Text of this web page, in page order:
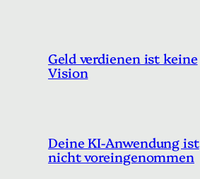
Geld verdienen ist keine
Vision
Deine KI-Anwendung ist
nicht voreingenommen